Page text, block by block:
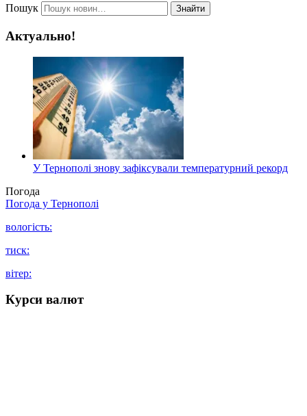
Пошук Знайти
Актуально!
У Тернополі знову зафіксували температурний рекорд
Погода
Погода у Тернополі
вологість:
тиск:
вітер:
Курси валют